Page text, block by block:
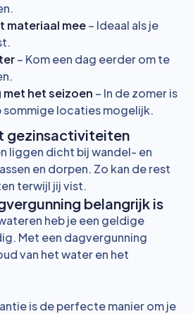
materiaal mee– Ideaal als je
– Kom een dag eerder om te
met het seizoen – In de zomer is
sommige locaties mogelijk.
gezinsactiviteiten
liggen dicht bij wandel- en
en dorpen. Zo kan de rest
terwijl jij vist.
belangrijk is
heb je een geldige
Met een dagvergunning
van het water en het
is de perfecte manier om je